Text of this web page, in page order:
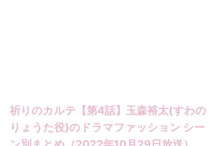
祈りのカルテ【第4話】玉森裕太(すわの
りょうた役)のドラマファッション シー